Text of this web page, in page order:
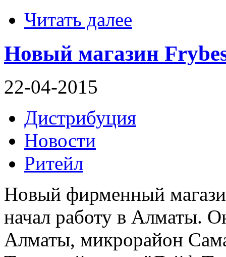
Читать далее
Новый магазин
22-04-2015
Дистрибуция
Новости
Ритейл
Новый фирменный
начал работу в Алматы.
Алматы, микрорайон